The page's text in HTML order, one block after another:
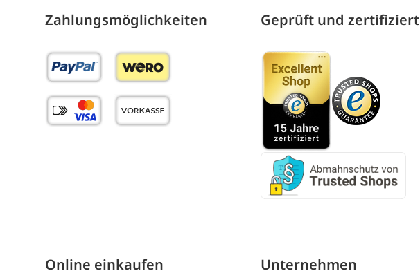
Zahlungs­möglich­keiten Geprüft und zertifiziert
Online einkaufen Unternehmen